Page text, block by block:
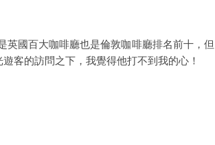
國百大咖啡廳也是倫敦咖啡廳排名前十，但
客的訪問之下，我覺得他打不到我的心！